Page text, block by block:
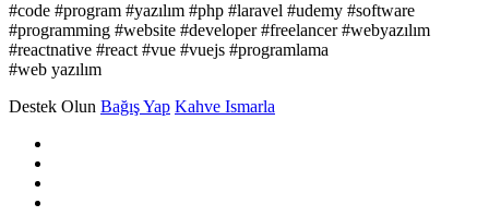
#code #program #yazılım #php #laravel #udemy #software
#programming #website #developer #freelancer #webyazılım
#reactnative #react #vue #vuejs #programlama
#web yazılım
Destek Olun Bağış Yap Kahve Ismarla